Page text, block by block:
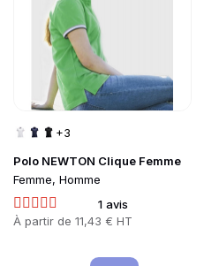
Polo NEWTON Clique Femme
Femme, Homme
1 avis
Prix
À partir de 11,43 € HT
+3